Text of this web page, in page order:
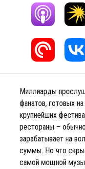
Миллиарды
фанатов, готовых
крупнейших
рестораны –
зарабатывает на
суммы. Но что
самой мощной